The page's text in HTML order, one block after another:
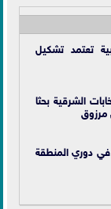
تعتمد تشكيل
الشرقية بحثا
في دوري المنطقة